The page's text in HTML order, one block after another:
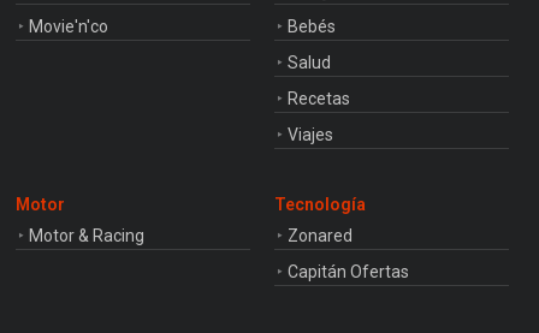
Movie'n'co
Bebés
Salud
Recetas
Viajes
Motor
Motor & Racing
Tecnología
Zonared
Capitán Ofertas